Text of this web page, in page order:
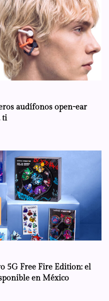
audífonos open-ear
ti
5G Free Fire Edition: el
en México